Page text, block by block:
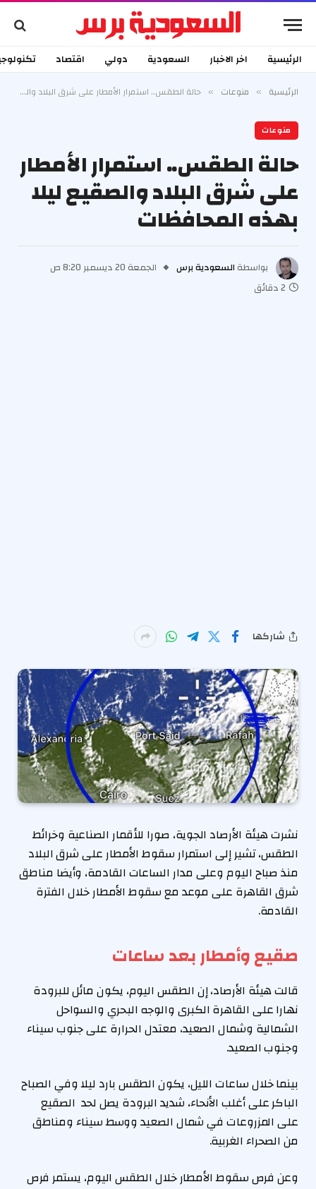
الرئيسية اخر الاخبار السعودية دولي اقتصاد
الرئيسية » منوعات » حالة الطقس.. استمرار الأمطار على شرق البلاد والصقيع ليلا بهذه المحافظات
منوعات
حالة الطقس.. استمرار الأمطار
على شرق البلاد والصقيع ليلا
بهذه المحافظات
بواسطة السعودية برس
الجمعة 20 ديسمبر 8:20 ص
2 دقائق
شاركها
نشرت هيئة الأرصاد الجوية، صورا للأقمار الصناعية وخرائط
الطقس، تشير إلى استمرار سقوط الأمطار على شرق البلاد
منذ صباح اليوم وعلى مدار الساعات القادمة، وأيضا مناطق
شرق القاهرة على موعد مع سقوط الأمطار خلال الفترة
القادمة.
صقيع وأمطار بعد ساعات
قالت هيئة الأرصاد، إن الطقس اليوم، يكون مائل للبرودة
نهارا على القاهرة الكبرى والوجه البحري والسواحل
الشمالية وشمال الصعيد، معتدل الحرارة على جنوب سيناء
وجنوب الصعيد.
بينما خلال ساعات الليل، يكون الطقس بارد ليلا وفي الصباح
الباكر على أغلب الأنحاء، شديد البرودة يصل لحد الصقيع
على المزروعات في شمال الصعيد ووسط سيناء ومناطق
من الصحراء الغربية.
وعن فرص سقوط الأمطار خلال الطقس اليوم، يستمر فرص